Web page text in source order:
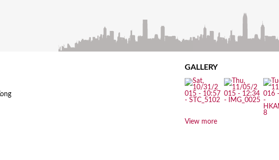
GALLERY
View more